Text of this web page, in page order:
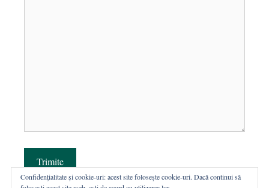
Trimite
Confidențialitate și cookie-uri: acest site folosește cookie-uri. Dacă continui să